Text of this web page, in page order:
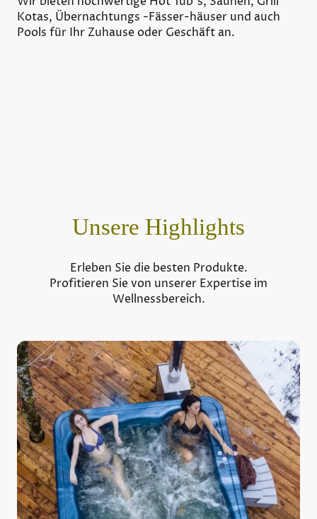
Kotas, Übernachtungs -Fässer-häuser und auch
Pools für Ihr Zuhause oder Geschäft an.
Unsere Highlights
Erleben Sie die besten Produkte.
Profitieren Sie von unserer Expertise im
Wellnessbereich.